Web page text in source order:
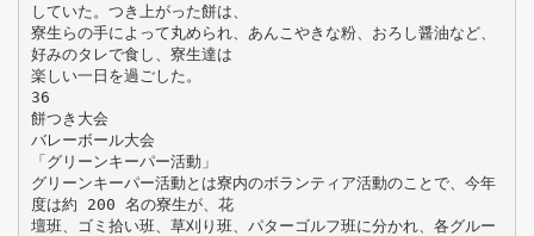
していた。つき上がった餅は、
寮生らの手によって丸められ、あんこやきな粉、おろし醤油など、
好みのタレで食し、寮生達は
楽しい一日を過ごした。
36
餅つき大会
バレーボール大会
「グリーンキーパー活動」
グリーンキーパー活動とは寮内のボランティア活動のことで、今年
度は約 200 名の寮生が、花
壇班、ゴミ拾い班、草刈り班、パターゴルフ班に分かれ、各グルー